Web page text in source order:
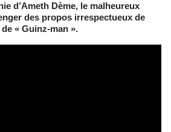
d’Ameth Dème, le malheureux
des propos irrespectueux de
« Guinz-man ».